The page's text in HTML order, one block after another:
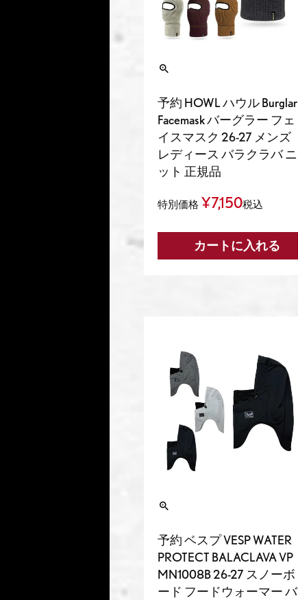
予約 HOWL ハウル Burglar
Facemask バーグラー フェ
イスマスク 26-27 メンズ
レディース バラクラバ ニ
ット 正規品
特別価格 ¥7,150税込
カートに入れる
予約 ベスプ VESP WATER
PROTECT BALACLAVA VP
MN1008B 26-27 スノーボ
ード フードウォーマー バ